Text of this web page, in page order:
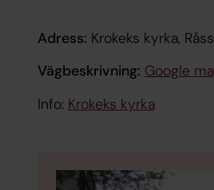
Adress: Krokeks kyrka,
Vägbeskrivning: Google
Info: Krokeks kyrka